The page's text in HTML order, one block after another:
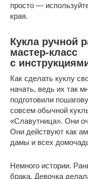
просто —
края.
Кукла ручной
мастер-класс
с
Как сделать куклу
начать, ведь их так
подготовили
совсем обычной
«Славутница». Они
Они действуют как
дамы и всех
Немного истории.
брака. Девочка